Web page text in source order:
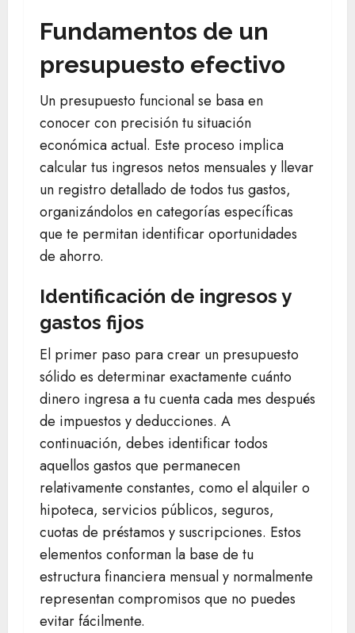
Fundamentos de un
presupuesto efectivo
Un presupuesto funcional se basa en
conocer con precisión tu situación
económica actual. Este proceso implica
calcular tus ingresos netos mensuales y llevar
un registro detallado de todos tus gastos,
organizándolos en categorías específicas
que te permitan identificar oportunidades
de ahorro.
Identificación de ingresos y
gastos fijos
El primer paso para crear un presupuesto
sólido es determinar exactamente cuánto
dinero ingresa a tu cuenta cada mes después
de impuestos y deducciones. A
continuación, debes identificar todos
aquellos gastos que permanecen
relativamente constantes, como el alquiler o
hipoteca, servicios públicos, seguros,
cuotas de préstamos y suscripciones. Estos
elementos conforman la base de tu
estructura financiera mensual y normalmente
representan compromisos que no puedes
evitar fácilmente.